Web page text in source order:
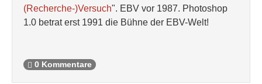
(Recherche-)Versuch". EBV vor 1987. Photoshop
1.0 betrat erst 1991 die Bühne der EBV-Welt!
0 Kommentare